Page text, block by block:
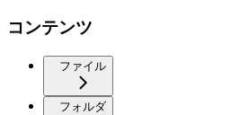
コンテンツ
ファイル
フォルダ